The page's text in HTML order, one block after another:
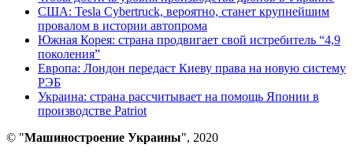
США: Tesla Cybertruck, вероятно, станет крупнейшим
провалом в истории автопрома
Южная Корея: страна продвигает свой истребитель “4,9
поколения”
Европа: Лондон передаст Киеву права на новую систему
РЭБ
Украина: страна рассчитывает на помощь Японии в
производстве Patriot
© "Машиностроение Украины", 2020